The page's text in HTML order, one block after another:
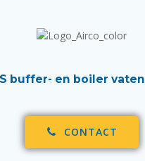
buffer- en boiler vaten
CONTACT